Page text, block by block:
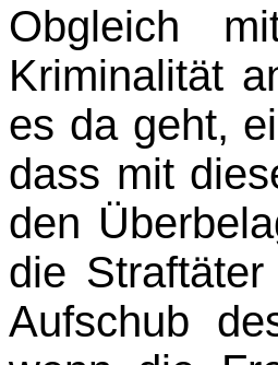
Obgleich
Kriminalität
es da geht,
dass mit
den
die
Aufschub